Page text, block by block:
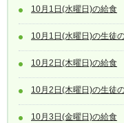
10月1日(水曜日)の給食
10月1日(水曜日)の生徒
10月2日(木曜日)の給食
10月2日(木曜日)の生徒
10月3日(金曜日)の給食